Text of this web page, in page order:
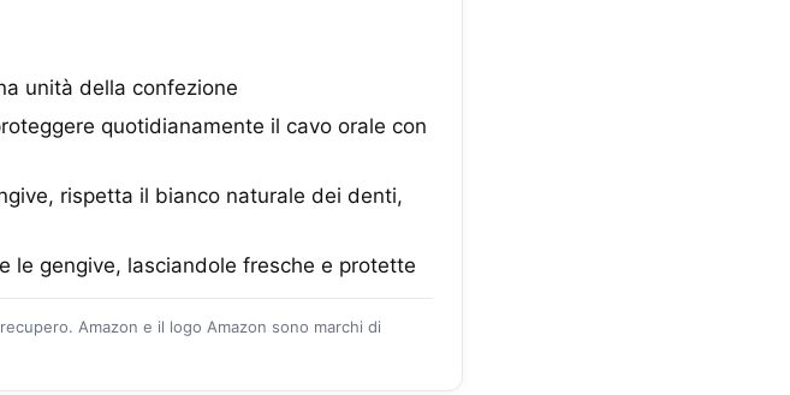
unità della confezione
quotidianamente il cavo orale con
rispetta il bianco naturale dei denti,
le gengive, lasciandole fresche e protette
Amazon e il logo Amazon sono marchi di